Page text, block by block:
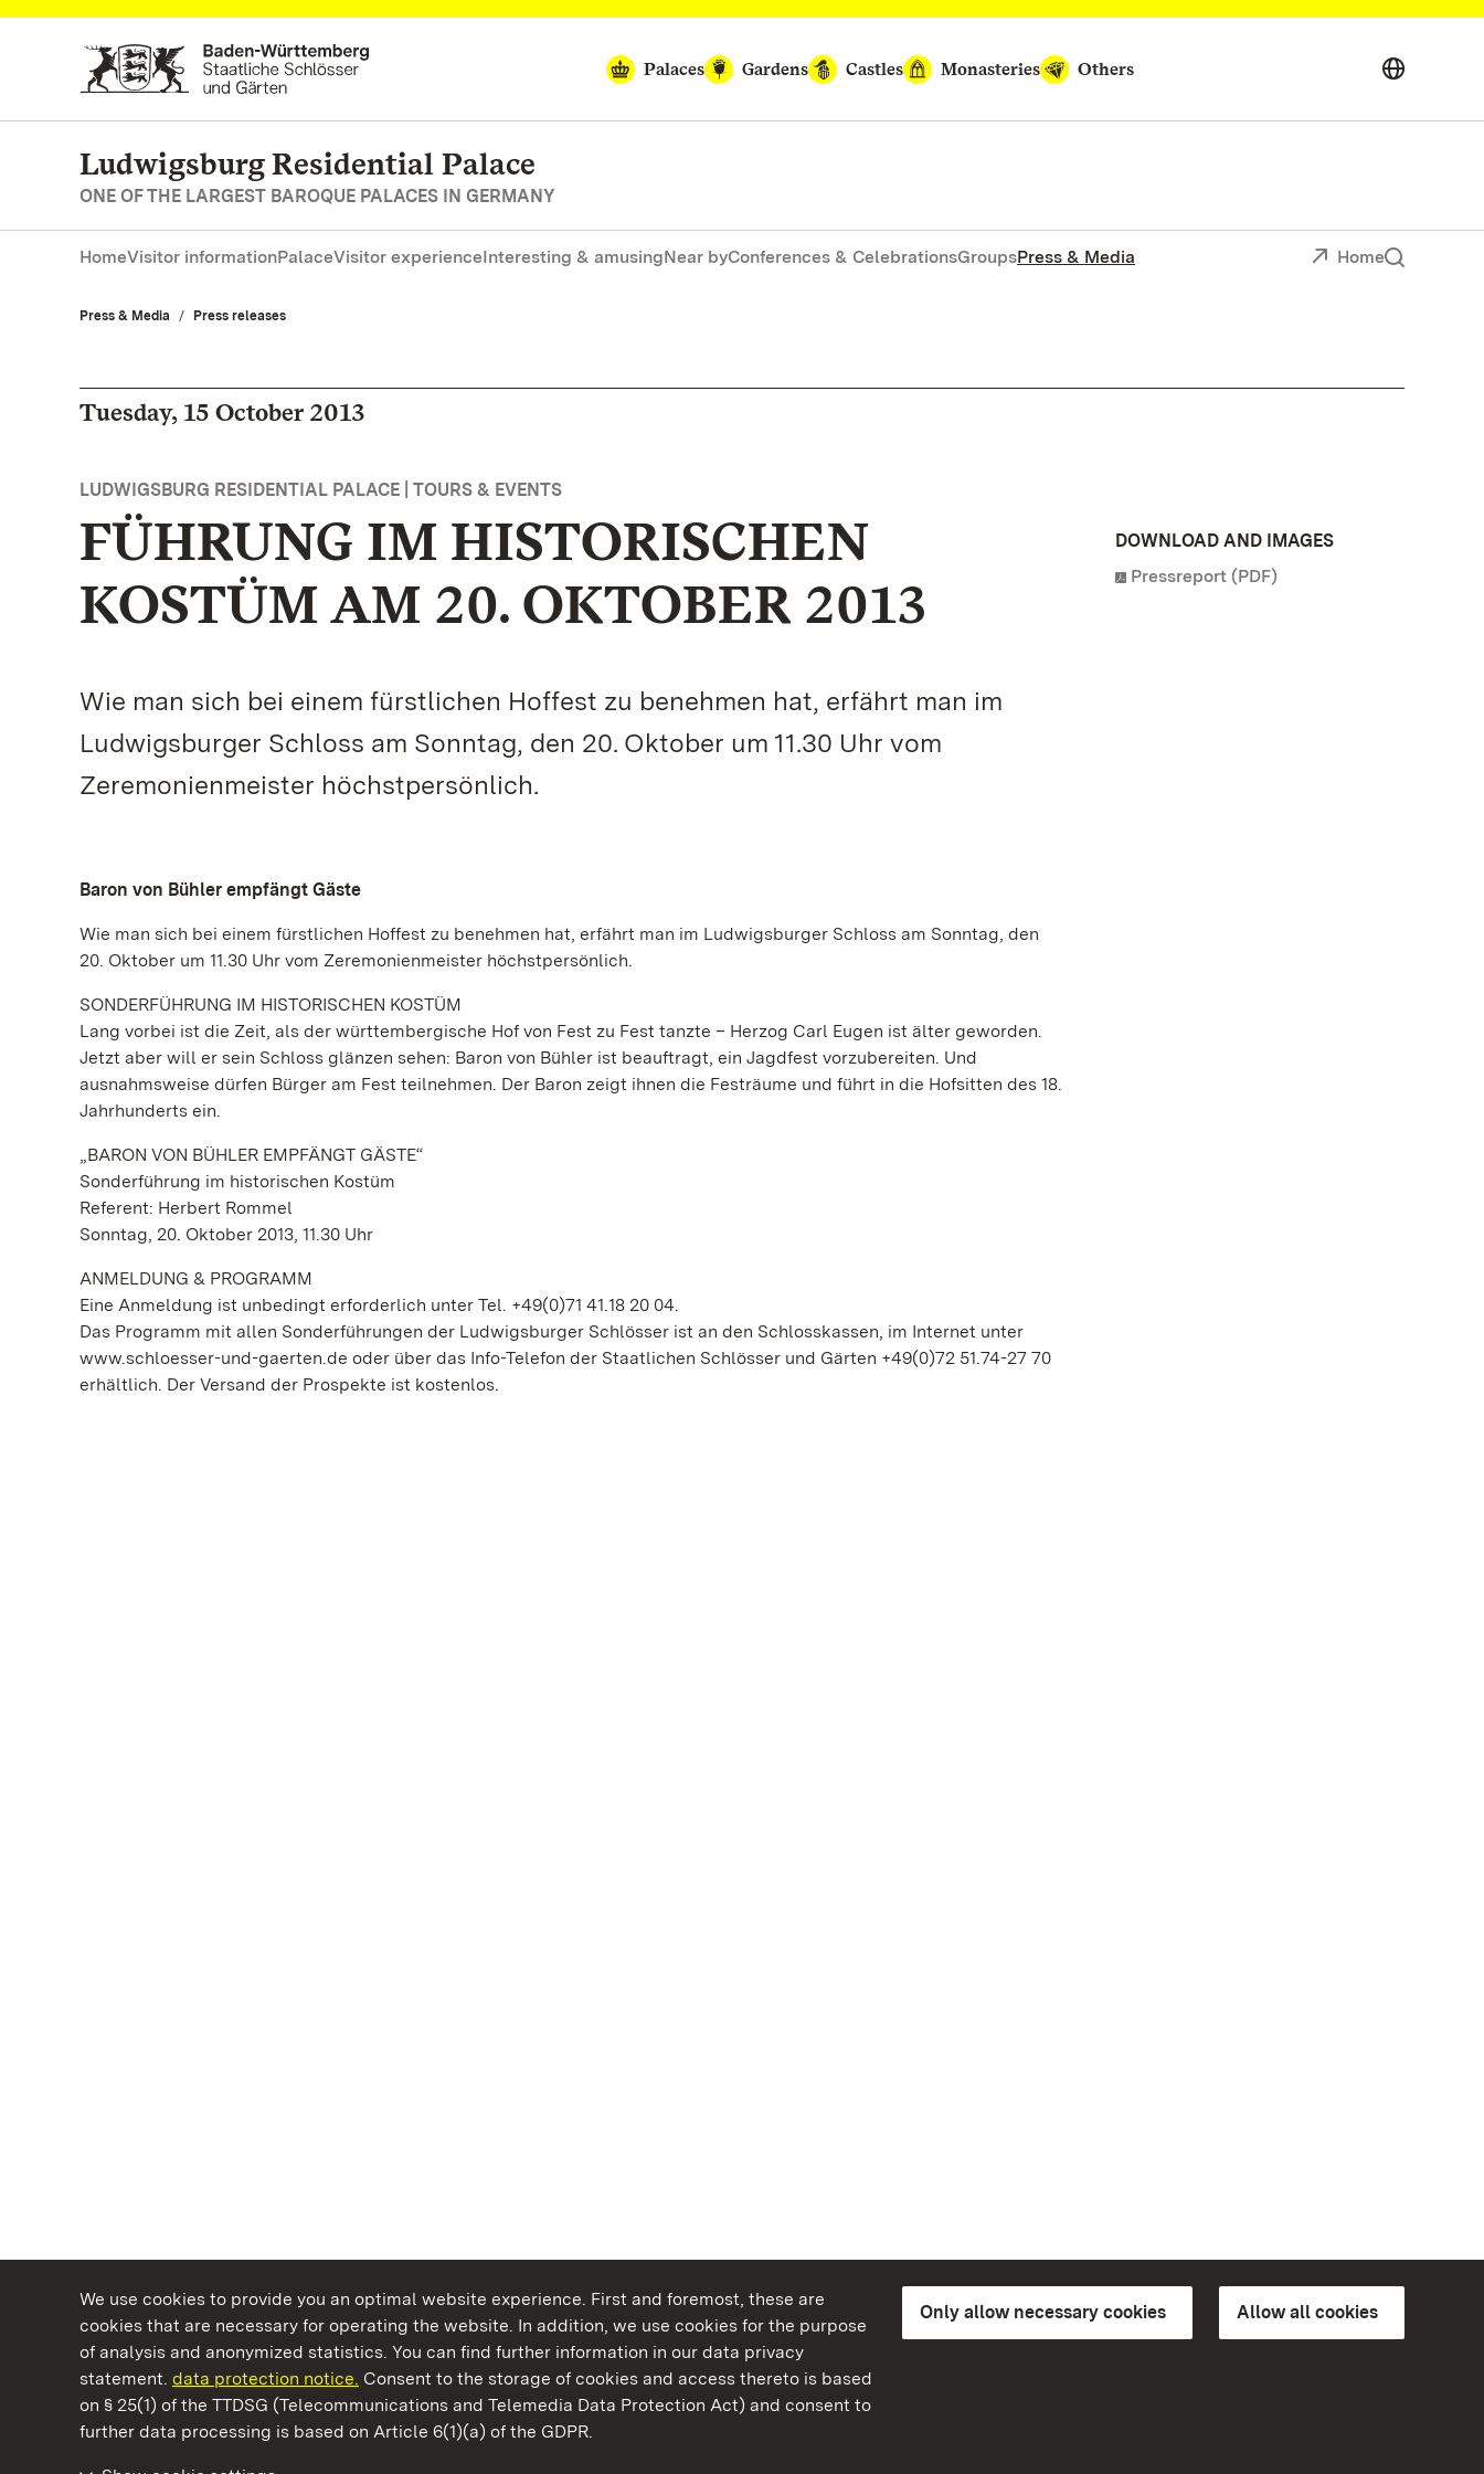
We use cookies to provide you an optimal website experience. First and foremost, these are
cookies that are necessary for operating the website. In addition, we use cookies for the purpose
of analysis and anonymized statistics. You can find further information in our data privacy
statement. data protection notice. Consent to the storage of cookies and access thereto is based
on § 25(1) of the TTDSG (Telecommunications and Telemedia Data Protection Act) and consent to
further data processing is based on Article 6(1)(a) of the GDPR.
Only allow necessary cookies Allow all cookies
Navigate to main page
Palaces
Gardens Castles Monasteries Others
Ludwigsburg Residential Palace
ONE OF THE LARGEST BAROQUE PALACES IN GERMANY
HomeVisitor informationPalaceVisitor experienceInteresting & amusingNear byConferences & CelebrationsGroupsPress & Media Home
Press & Media Press releases
Tuesday, 15 October 2013
LUDWIGSBURG RESIDENTIAL PALACE | TOURS & EVENTS
FÜHRUNG IM HISTORISCHEN
KOSTÜM AM 20. OKTOBER 2013
Wie man sich bei einem fürstlichen Hoffest zu benehmen hat, erfährt man im
Ludwigsburger Schloss am Sonntag, den 20. Oktober um 11.30 Uhr vom
Zeremonienmeister höchstpersönlich.
Baron von Bühler empfängt Gäste
Wie man sich bei einem fürstlichen Hoffest zu benehmen hat, erfährt man im Ludwigsburger Schloss am Sonntag, den
20. Oktober um 11.30 Uhr vom Zeremonienmeister höchstpersönlich.
SONDERFÜHRUNG IM HISTORISCHEN KOSTÜM
Lang vorbei ist die Zeit, als der württembergische Hof von Fest zu Fest tanzte – Herzog Carl Eugen ist älter geworden.
Jetzt aber will er sein Schloss glänzen sehen: Baron von Bühler ist beauftragt, ein Jagdfest vorzubereiten. Und
ausnahmsweise dürfen Bürger am Fest teilnehmen. Der Baron zeigt ihnen die Festräume und führt in die Hofsitten des 18.
Jahrhunderts ein.
„BARON VON BÜHLER EMPFÄNGT GÄSTE“
Sonderführung im historischen Kostüm
Referent: Herbert Rommel
Sonntag, 20. Oktober 2013, 11.30 Uhr
ANMELDUNG & PROGRAMM
Eine Anmeldung ist unbedingt erforderlich unter Tel. +49(0)71 41.18 20 04.
Das Programm mit allen Sonderführungen der Ludwigsburger Schlösser ist an den Schlosskassen, im Internet unter
www.schloesser-und-gaerten.de oder über das Info-Telefon der Staatlichen Schlösser und Gärten +49(0)72 51.74-27 70
erhältlich. Der Versand der Prospekte ist kostenlos.
DOWNLOAD AND IMAGES
Pressreport (PDF)
State Palaces and Gardens of Baden-Wuerttemberg